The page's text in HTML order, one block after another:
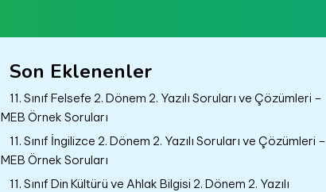
Son Eklenenler
11. Sınıf Felsefe 2. Dönem 2. Yazılı Soruları ve Çözümleri –
MEB Örnek Soruları
11. Sınıf İngilizce 2. Dönem 2. Yazılı Soruları ve Çözümleri –
MEB Örnek Soruları
11. Sınıf Din Kültürü ve Ahlak Bilgisi 2. Dönem 2. Yazılı